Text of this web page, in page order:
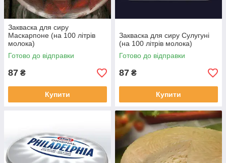
Закваска для сиру
Маскарпоне (на 100 літрів
молока)
Готово до відправки
87 ₴
Купити
Закваска для сиру Сулугуні
(на 100 літрів молока)
Готово до відправки
87 ₴
Купити